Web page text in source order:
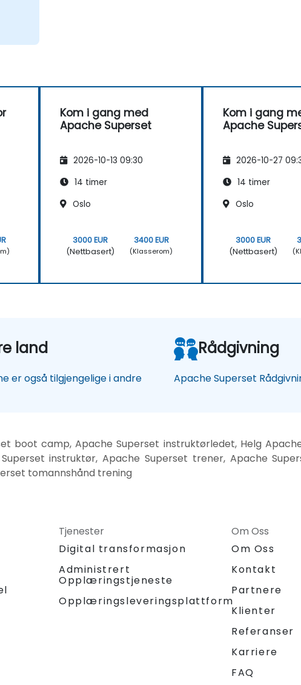
Kom i gang med
Apache Superset
2026-10-13 09:30
14 timer
Oslo
3000 EUR
(Nettbasert)
3400 EUR
(Klasserom)
Kom i gang
Apache
2026-10-27
14 timer
Oslo
3000 EUR
(Nettbasert)
land
er også tilgjengelige i andre
Rådgivning
Apache Superset
boot camp, Apache Superset instruktørledet, Helg
instruktør, Apache Superset trener, Apache
tomannshånd trening
Tjenester
Digital transformasjon
Administrert
Opplæringstjeneste
Opplæringsleveringsplattform
Om Oss
Om Oss
Kontakt
Partnere
Klienter
Referanser
Karriere
FAQ